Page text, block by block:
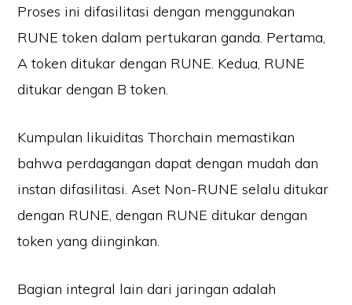
Proses ini difasilitasi dengan menggunakan
RUNE token dalam pertukaran ganda. Pertama,
A token ditukar dengan RUNE. Kedua, RUNE
ditukar dengan B token.
Kumpulan likuiditas Thorchain memastikan
bahwa perdagangan dapat dengan mudah dan
instan difasilitasi. Aset Non-RUNE selalu ditukar
dengan RUNE, dengan RUNE ditukar dengan
token yang diinginkan.
Bagian integral lain dari jaringan adalah